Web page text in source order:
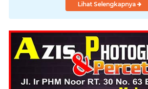
Lihat Selengkapnya